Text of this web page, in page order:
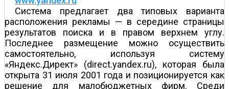
Система предлагает два типовых варианта
расположения рекламы — в середине страницы
результатов поиска и в правом верхнем углу.
Последнее размещение можно осуществить
самостоятельно, используя систему
«Яндекс.Директ» (direct.yandex.ru), которая была
открыта 31 июля 2001 года и позиционируется как
решение для малобюджетных фирм. Среди